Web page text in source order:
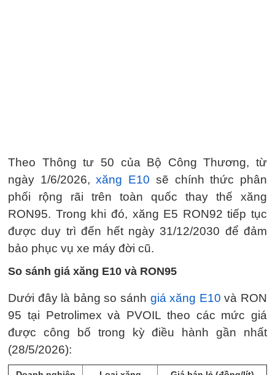
Theo Thông tư 50 của Bộ Công Thương, từ
ngày 1/6/2026,xăng E10 sẽ chính thức phân
phối rộng rãi trên toàn quốc thay thế xăng
RON95. Trong khi đó, xăng E5 RON92 tiếp tục
được duy trì đến hết ngày 31/12/2030 để đảm
bảo phục vụ xe máy đời cũ.
So sánh giá xăng E10 và RON95
Dưới đây là bảng so sánh giá xăng E10 và RON
95 tại Petrolimex và PVOIL theo các mức giá
được công bố trong kỳ điều hành gần nhất
(28/5/2026):